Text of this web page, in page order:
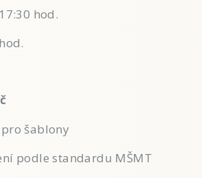
hod.
šablony
podle standardu MŠMT